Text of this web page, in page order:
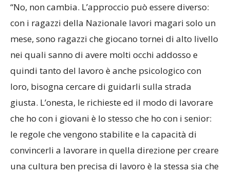
“No, non cambia. L’approccio può essere diverso:
con i ragazzi della Nazionale lavori magari solo un
mese, sono ragazzi che giocano tornei di alto livello
nei quali sanno di avere molti occhi addosso e
quindi tanto del lavoro è anche psicologico con
loro, bisogna cercare di guidarli sulla strada
giusta. L’onesta, le richieste ed il modo di lavorare
che ho con i giovani è lo stesso che ho con i senior:
le regole che vengono stabilite e la capacità di
convincerli a lavorare in quella direzione per creare
una cultura ben precisa di lavoro è la stessa sia che